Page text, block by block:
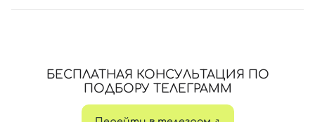
БЕСПЛАТНАЯ КОНСУЛЬТАЦИЯ ПО
ПОДБОРУ ТЕЛЕГРАММ